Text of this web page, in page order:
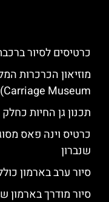
כרטיסים לסיור
Carriage Museum)
תכנון גן החיות
שנברון
סיור ערב בארמון
סיור מודרך בארמון